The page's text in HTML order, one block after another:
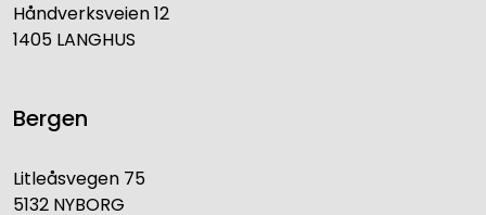
Håndverksveien 12
1405 LANGHUS
Bergen
Litleåsvegen 75
5132 NYBORG